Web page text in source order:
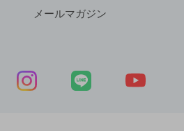
メールマガジン